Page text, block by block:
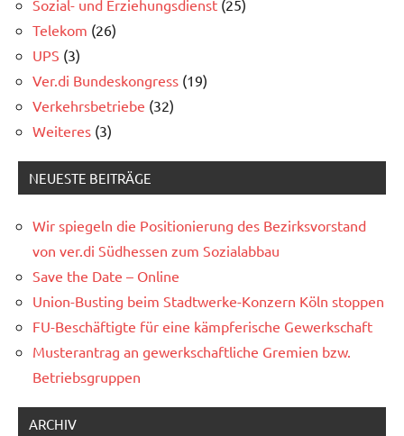
Sozial- und Erziehungsdienst (25)
Telekom (26)
UPS (3)
Ver.di Bundeskongress (19)
Verkehrsbetriebe (32)
Weiteres (3)
NEUESTE BEITRÄGE
Wir spiegeln die Positionierung des Bezirksvorstand
von ver.di Südhessen zum Sozialabbau
Save the Date – Online
Union-Busting beim Stadtwerke-Konzern Köln stoppen
FU-Beschäftigte für eine kämpferische Gewerkschaft
Musterantrag an gewerkschaftliche Gremien bzw.
Betriebsgruppen
ARCHIV